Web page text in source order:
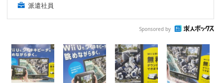
派遣社員
Sponsored by